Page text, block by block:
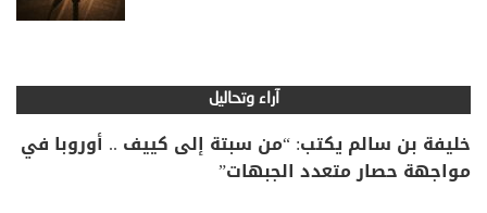
آراء وتحاليل
خليفة بن سالم يكتب: “من سبتة إلى كييف .. أوروبا في
مواجهة حصار متعدد الجبهات”